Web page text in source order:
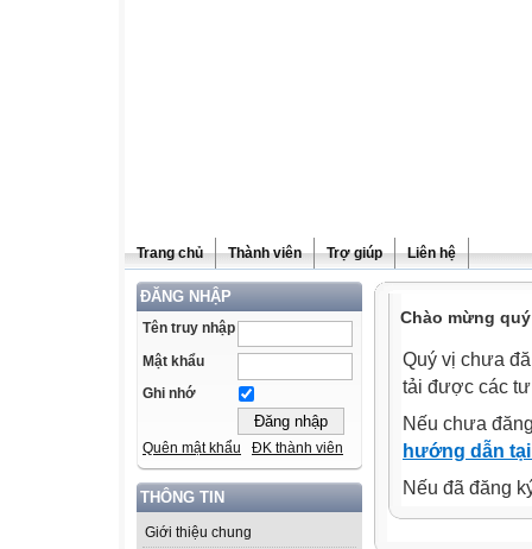
Trang chủ Thành viên Trợ giúp Liên hệ
ĐĂNG NHẬP
Tên truy nhập
Mật khẩu
Ghi nhớ
Quên mật khẩu ĐK thành viên
THÔNG TIN
Giới thiệu chung
Chào mừng
Quý vị chưa
tải được các
Nếu chưa
hướng dẫn
Nếu đã đăng